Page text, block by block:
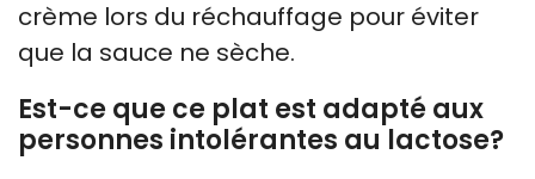
crème lors du réchauffage pour éviter
que la sauce ne sèche.
Est-ce que ce plat est adapté aux
personnes intolérantes au lactose?